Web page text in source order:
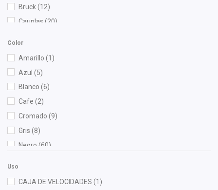
Bruck(12)
Cauplas (20)
Gonher(6)
Color
Amarillo (1)
Azul (5)
Blanco (6)
Cafe (2)
Cromado (9)
Gris (8)
Negro (60)
Uso
CAJA DE VELOCIDADES (1)